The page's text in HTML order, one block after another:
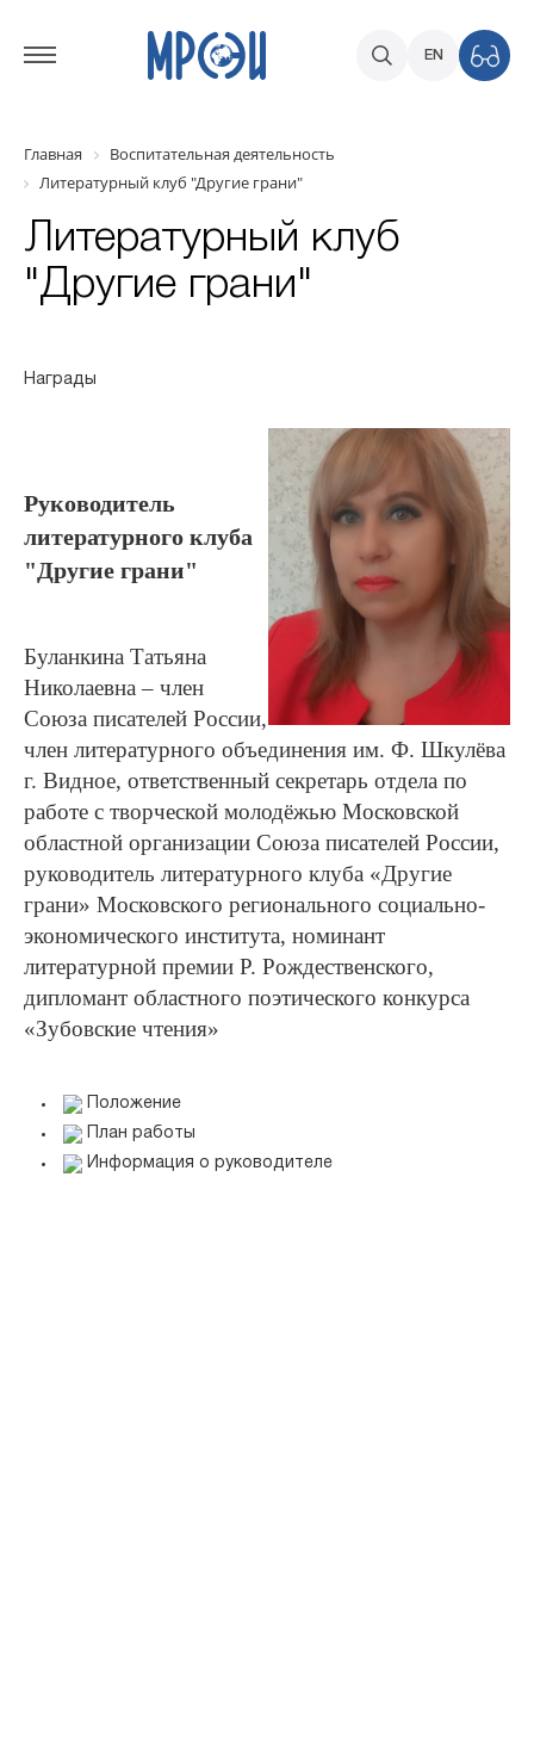
EN
Главная
Воспитательная деятельность
Литературный клуб "Другие грани"
Литературный клуб
"Другие грани"
Награды
Руководитель
литературного клуба
"Другие грани"
Буланкина Татьяна
Николаевна – член
Союза писателей России,
член литературного объединения им. Ф. Шкулёва
г. Видное, ответственный секретарь отдела по
работе с творческой молодёжью Московской
областной организации Союза писателей России,
руководитель литературного клуба «Другие
грани» Московского регионального социально-
экономического института, номинант
литературной премии Р. Рождественского,
дипломант областного поэтического конкурса
«Зубовские чтения»
Положение
План работы
Информация о руководителе